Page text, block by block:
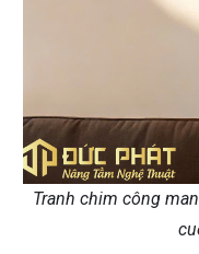
Tranh chim công